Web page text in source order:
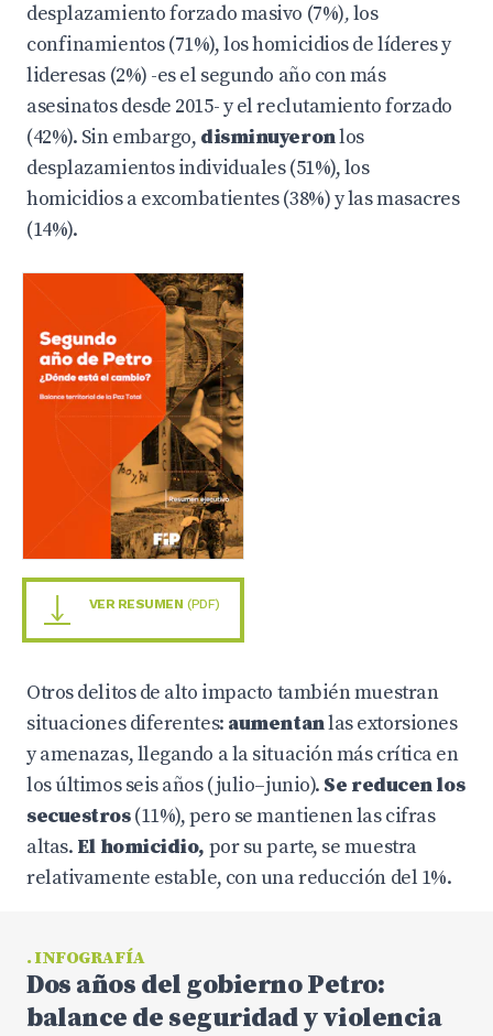
desplazamiento forzado masivo (7%),los
confinamientos (71%), los homicidios de líderes y
lideresas (2%) -es el segundo año con más
asesinatos desde 2015- y el reclutamiento forzado
(42%). Sin embargo, disminuyeronlos
desplazamientos individuales (51%), los
homicidios a excombatientes (38%) y las masacres
(14%).
VER RESUMEN (PDF)
Otros delitos de alto impacto también muestran
situaciones diferentes: aumentanlas extorsiones
y amenazas, llegando a la situación más crítica en
los últimos seis años (julio–junio). Se reducen los
secuestros(11%), pero se mantienen las cifras
altas. El homicidio, por su parte, se muestra
relativamente estable, con una reducción del 1%.
. INFOGRAFÍA
Dos años del gobierno Petro:
balance de seguridad y violencia